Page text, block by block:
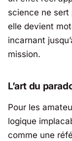
science ne sert
elle devient
incarnant
mission.
L’art du
Pour les
logique
comme une